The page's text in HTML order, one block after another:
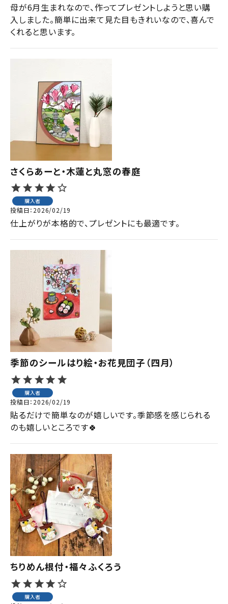
母が6月生まれなので、作ってプレゼントしようと思い購
入しました。簡単に出来て見た目もきれいなので、喜んで
くれると思います。
さくらあーと・木蓮と丸窓の春庭
購入者
投稿日 2026/02/19
仕上がりが本格的で、プレゼントにも最適です。
季節のシールはり絵・お花見団子（四月）
購入者
投稿日 2026/02/19
貼るだけで簡単なのが嬉しいです。季節感を感じられる
のも嬉しいところです🍀
ちりめん根付・福々ふくろう
購入者